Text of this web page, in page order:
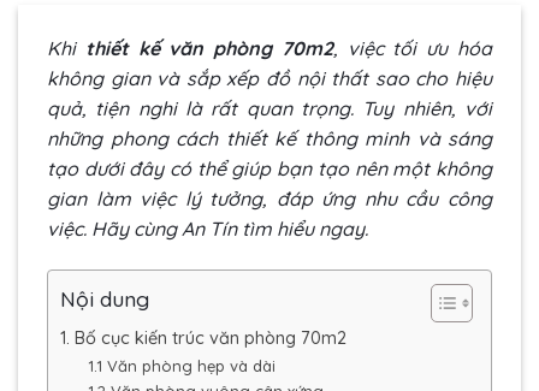
Khi thiết kế văn phòng 70m2, việc tối ưu hóa
không gian và sắp xếp đồ nội thất sao cho hiệu
quả, tiện nghi là rất quan trọng. Tuy nhiên, với
những phong cách thiết kế thông minh và sáng
tạo dưới đây có thể giúp bạn tạo nên một không
gian làm việc lý tưởng, đáp ứng nhu cầu công
việc. Hãy cùng An Tín tìm hiểu ngay.
Nội dung
1. Bố cục kiến trúc văn phòng 70m2
1.1 Văn phòng hẹp và dài